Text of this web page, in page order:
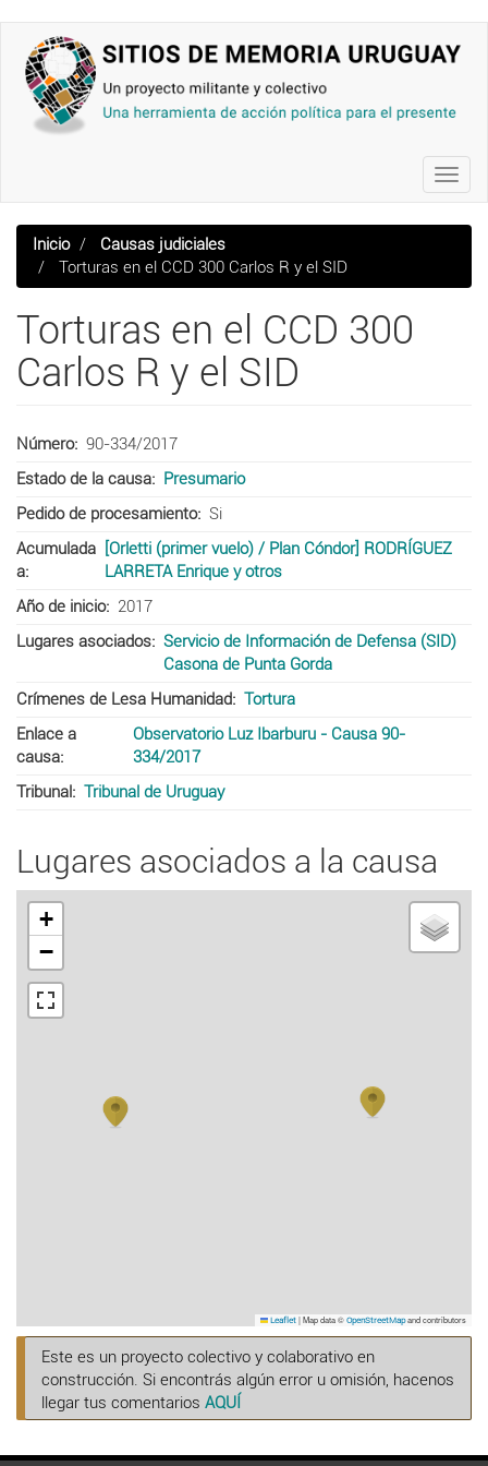
contenido
principal
Inicio
Causas judiciales
Torturas en el CCD 300 Carlos R y el SID
Torturas en el CCD 300
Carlos R y el SID
Número
90-334/2017
Estado de la causa
Presumario
Pedido de procesamiento
Si
Acumulada
a
[Orletti (primer vuelo) / Plan Cóndor] RODRÍGUEZ
LARRETA Enrique y otros
Año de inicio
2017
Lugares asociados
Servicio de Información de Defensa (SID)
Casona de Punta Gorda
Crímenes de Lesa Humanidad
Tortura
Enlace a
causa
Observatorio Luz Ibarburu - Causa 90-
334/2017
Tribunal
Tribunal de Uruguay
Lugares asociados a la causa
+
−
Leaflet |Map data © OpenStreetMapand contributors
Este es un proyecto colectivo y colaborativo en
construcción. Si encontrás algún error u omisión, hacenos
llegar tus comentarios AQUÍ